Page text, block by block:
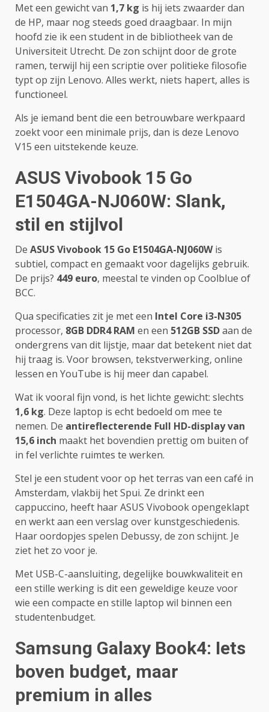
Met een gewicht van 1,7 kg is hij iets zwaarder dan
de HP, maar nog steeds goed draagbaar. In mijn
hoofd zie ik een student in de bibliotheek van de
Universiteit Utrecht. De zon schijnt door de grote
ramen, terwijl hij een scriptie over politieke filosofie
typt op zijn Lenovo. Alles werkt, niets hapert, alles is
functioneel.
Als je iemand bent die een betrouwbare werkpaard
zoekt voor een minimale prijs, dan is deze Lenovo
V15 een uitstekende keuze.
ASUS Vivobook 15 Go
E1504GA-NJ060W: Slank,
stil en stijlvol
De ASUS Vivobook 15 Go E1504GA-NJ060Wis
subtiel, compact en gemaakt voor dagelijks gebruik.
De prijs? 449 euro, meestal te vinden op Coolblue of
BCC.
Qua specificaties zit je met een Intel Core i3-N305
processor, 8GB DDR4 RAM en een 512GB SSDaan de
ondergrens van dit lijstje, maar dat betekent niet dat
hij traag is. Voor browsen, tekstverwerking, online
lessen en YouTube is hij meer dan capabel.
Wat ik vooral fijn vond, is het lichte gewicht: slechts
1,6 kg. Deze laptop is echt bedoeld om mee te
nemen. De antireflecterende Full HD-display van
15,6 inch maakt het bovendien prettig om buiten of
in fel verlichte ruimtes te werken.
Stel je een student voor op het terras van een café in
Amsterdam, vlakbij het Spui. Ze drinkt een
cappuccino, heeft haar ASUS Vivobook opengeklapt
en werkt aan een verslag over kunstgeschiedenis.
Haar oordopjes spelen Debussy, de zon schijnt. Je
ziet het zo voor je.
Met USB-C-aansluiting, degelijke bouwkwaliteit en
een stille werking is dit een geweldige keuze voor
wie een compacte en stille laptop wil binnen een
studentenbudget.
Samsung Galaxy Book4: Iets
boven budget, maar
premium in alles